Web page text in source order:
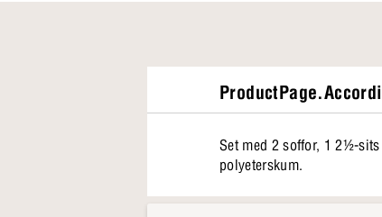
Set med 2 soffor, 1 2½-
polyeterskum.